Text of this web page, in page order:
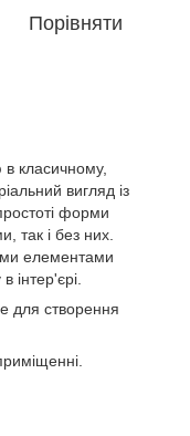
Порівняти
класичному,
вигляд із
форми
так і без них.
елементами
інтер'єрі.
для створення